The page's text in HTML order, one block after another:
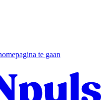
te gaan